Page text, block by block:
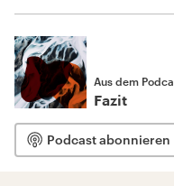
Aus dem
Fazit
Podcast abonnieren